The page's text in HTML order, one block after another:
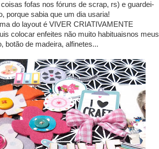
fofas nos fóruns de scrap, rs) e guardei-
porque sabia que um dia usaria!
do layout é VIVER CRIATIVAMENTE
colocar enfeites não muito habituaisnos meus
botão de madeira, alfinetes...